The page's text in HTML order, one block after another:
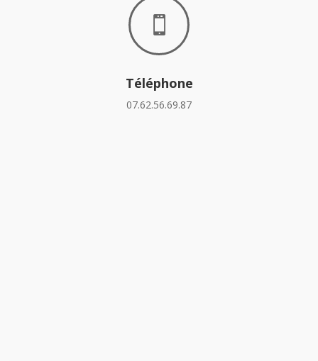

Téléphone
07.62.56.69.87